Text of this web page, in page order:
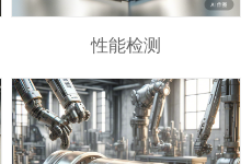
性能检测